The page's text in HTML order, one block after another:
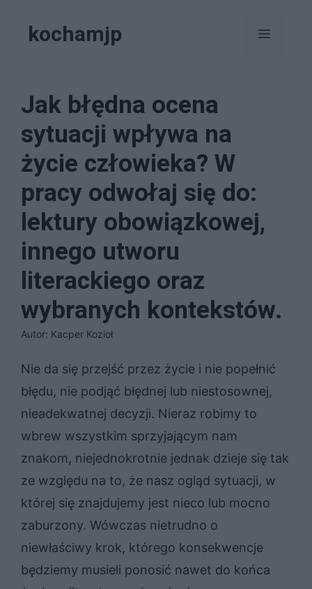
kochamjp Menu
Jak błędna ocena
sytuacji wpływa na
życie człowieka? W
pracy odwołaj się do:
lektury obowiązkowej,
innego utworu
literackiego oraz
wybranych kontekstów.
Autor: Kacper Kozioł
Nie da się przejść przez życie i nie popełnić
błędu, nie podjąć błędnej lub niestosownej,
nieadekwatnej decyzji. Nieraz robimy to
wbrew wszystkim sprzyjającym nam
znakom, niejednokrotnie jednak dzieje się tak
ze względu na to, że nasz ogląd sytuacji, w
której się znajdujemy jest nieco lub mocno
zaburzony. Wówczas nietrudno o
niewłaściwy krok, którego konsekwencje
będziemy musieli ponosić nawet do końca